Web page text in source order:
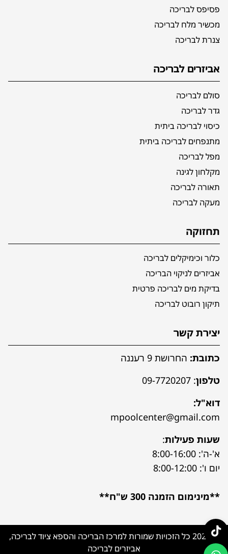
פסיפס לבריכה
מכשיר מלח לבריכה
צנרת לבריכה
אביזרים לבריכה
סולם לבריכה
גדר לבריכה
כיסוי לבריכה ביתית
מתנפחים לבריכה ביתית
מפל לבריכה
מקלחון לגינה
תאורה לבריכה
מעקה לבריכה
תחזוקה
כלור וכימיקלים לבריכה
אביזרים לניקוי הבריכה
בדיקת מים לבריכה פרטית
תיקון רובוט לבריכה
יצירת קשר
כתובת: החרושת 9 רעננה
טלפון:
09-7720207
דוא"ל:
mpoolcenter@gmail.com
שעות פעילות:
א'-ה': 8:00-16:00
יום ו': 8:00-12:00
**מינימום הזמנה 300 ש"ח**
© 2026 כל הזכויות שמורות למרכז הבריכה והספא ציוד לבריכה,
אביזרים לבריכה